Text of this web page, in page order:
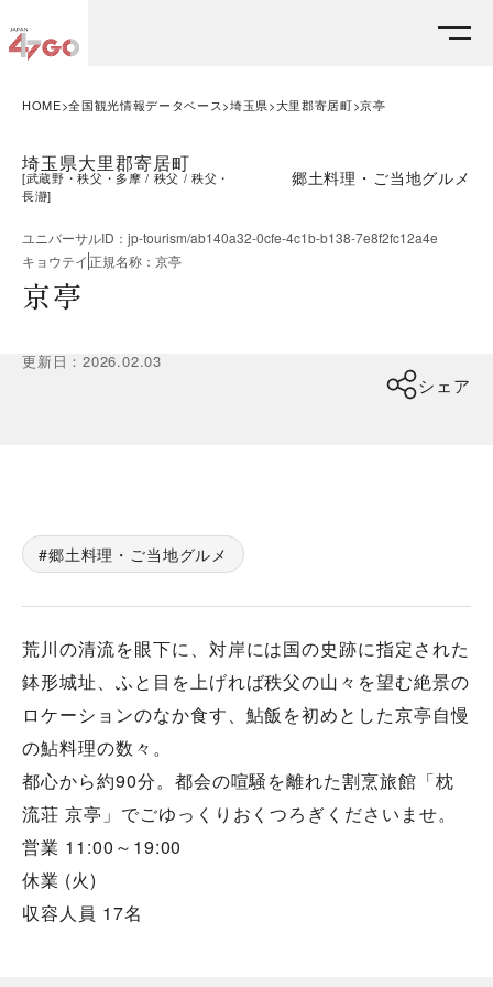
HOME 全国観光情報データベース 埼玉県 大里郡寄居町 京亭
埼玉県大里郡寄居町
[武蔵野・秩父・多摩 秩父
秩父・
長瀞]
郷土料理・ご当地グルメ
ユニバーサルID ： jp-tourism/ab140a32-0cfe-4c1b-b138-7e8f2fc12a4e
キョウテイ正規名称 ： 京亭
京亭
更新日 ：2026.02.03
シェア
郷土料理・ご当地グルメ
荒川の清流を眼下に、対岸には国の史跡に指定された
鉢形城址、ふと目を上げれば秩父の山々を望む絶景の
ロケーションのなか食す、鮎飯を初めとした京亭自慢
の鮎料理の数々。
都心から約90分。都会の喧騒を離れた割烹旅館「枕
流荘 京亭」でごゆっくりおくつろぎくださいませ。
営業 11:00～19:00
休業 (火)
収容人員 17名